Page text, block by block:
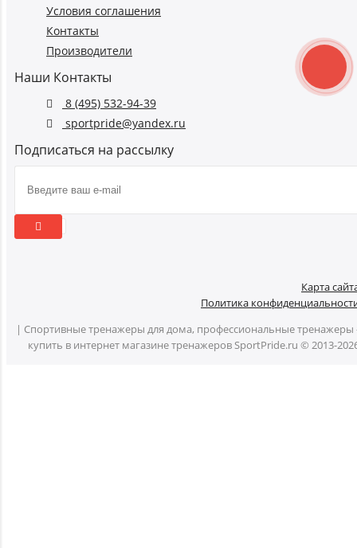
Условия соглашения
Контакты
Производители
Наши Контакты
8 (495) 532-94-39
sportpride@yandex.ru
Подписаться на рассылку
Карта
Политика
| Спортивные тренажеры для дома, профессиональные тренажеры
купить в интернет магазине тренажеров SportPride.ru © 2013-